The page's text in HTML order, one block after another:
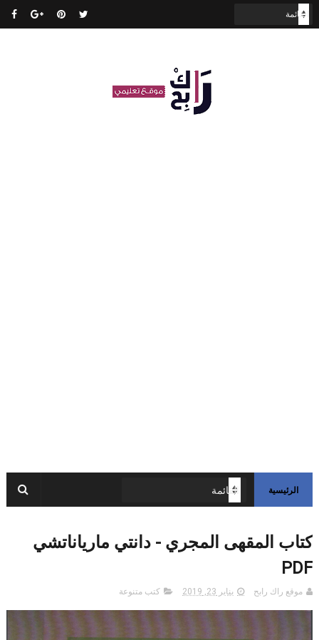
الرئيسية
كتاب المقهى المجري - دانتي مارياناتشي
PDF
موقع راك رابح يناير 23, 2019 كتب متنوعة